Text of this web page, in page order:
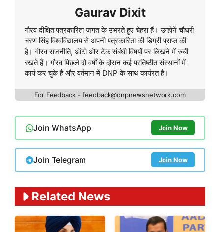
Gaurav Dixit
गौरव दीक्षित पत्रकारिता जगत के उभरते हुए चेहरा हैं। उन्होनें चौधरी
चरण सिंह विश्वविद्यालय से अपनी पत्रकारिता की डिग्री प्राप्त की
है। गौरव राजनीति, ऑटो और टेक संबंघी विषयों पर लिखने में रुची
रखते हैं। गौरव पिछले दो वर्षों के दौरान कई प्रतिष्ठीत संस्थानों में
कार्य कर चुके हैं और वर्तमान में DNP के साथ कार्यरत हैं।
For Feedback - feedback@dnpnewsnetwork.com
Join WhatsApp Join Now
Join Telegram Join Now
Related News